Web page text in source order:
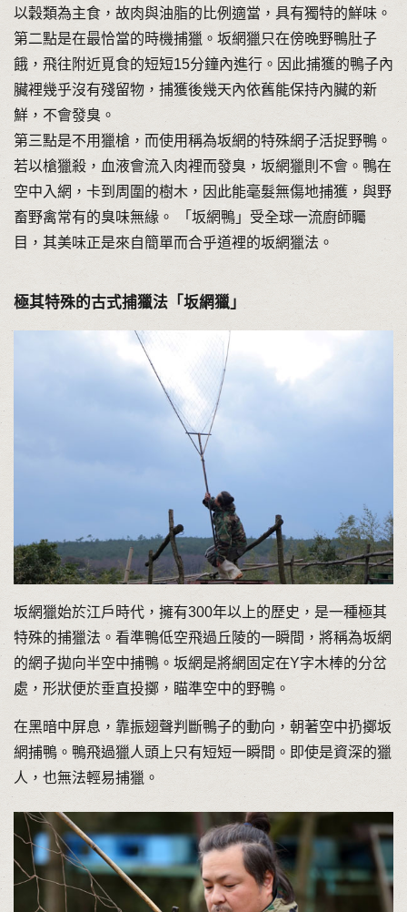
以穀類為主食，故肉與油脂的比例適當，具有獨特的鮮味。
第二點是在最恰當的時機捕獵。坂網獵只在傍晚野鴨肚子
餓，飛往附近覓食的短短15分鐘內進行。因此捕獲的鴨子內
臟裡幾乎沒有殘留物，捕獲後幾天內依舊能保持內臟的新
鮮，不會發臭。
第三點是不用獵槍，而使用稱為坂網的特殊網子活捉野鴨。
若以槍獵殺，血液會流入肉裡而發臭，坂網獵則不會。鴨在
空中入網，卡到周圍的樹木，因此能毫髮無傷地捕獲，與野
畜野禽常有的臭味無緣。 「坂網鴨」受全球一流廚師矚
目，其美味正是來自簡單而合乎道裡的坂網獵法。
極其特殊的古式捕獵法「坂網獵」
坂網獵始於江戶時代，擁有300年以上的歷史，是一種極其
特殊的捕獵法。看準鴨低空飛過丘陵的一瞬間，將稱為坂網
的網子拋向半空中捕鴨。坂網是將網固定在Y字木棒的分岔
處，形狀便於垂直投擲，瞄準空中的野鴨。
在黑暗中屏息，靠振翅聲判斷鴨子的動向，朝著空中扔擲坂
網捕鴨。鴨飛過獵人頭上只有短短一瞬間。即使是資深的獵
人，也無法輕易捕獵。